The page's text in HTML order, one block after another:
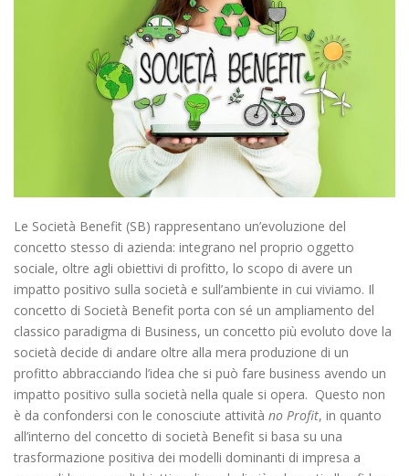
Le Società Benefit (SB) rappresentano un’evoluzione del
concetto stesso di azienda: integrano nel proprio oggetto
sociale, oltre agli obiettivi di profitto, lo scopo di avere un
impatto positivo sulla società e sull’ambiente in cui viviamo. Il
concetto di Società Benefit porta con sé un ampliamento del
classico paradigma di Business, un concetto più evoluto dove la
società decide di andare oltre alla mera produzione di un
profitto abbracciando l’idea che si può fare business avendo un
impatto positivo sulla società nella quale si opera. Questo non
è da confondersi con le conosciute attività no Profit, in quanto
all’interno del concetto di società Benefit si basa su una
trasformazione positiva dei modelli dominanti di impresa a